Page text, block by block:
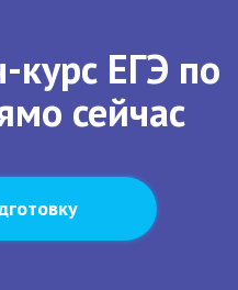
курс ЕГЭ по
сейчас